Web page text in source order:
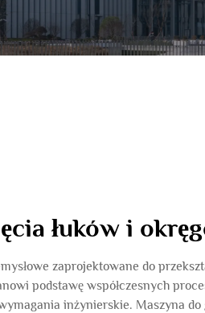
łuków i
zaprojektowane do
podstawę współczesnych
inżynierskie. Maszyna